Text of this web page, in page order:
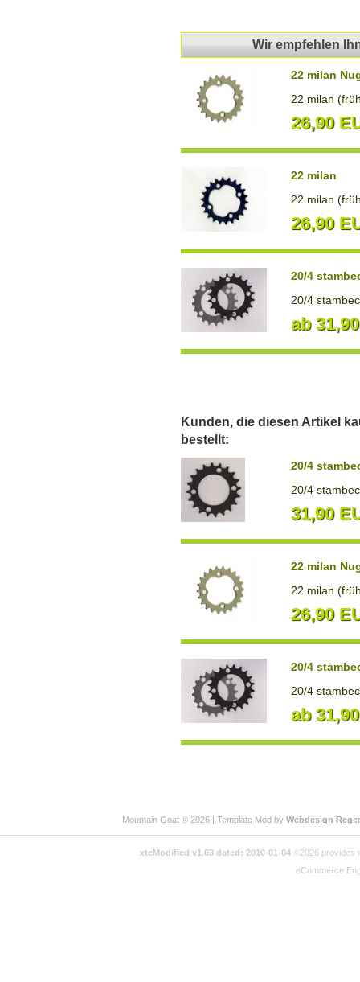
Wir empfehlen
22 milan
22 milan
26,90
22 milan
22 milan
26,90
20/4
20/4
ab
Kunden, die diesen Artikel
bestellt:
20/4
20/4
31,90
22 milan
22 milan
26,90
20/4
20/4
ab
Mountain Goat © 2026 | Template Mod by Webdesign
xtcModified v1.03 dated: 2010-01-04©2026 provides
eCommerce